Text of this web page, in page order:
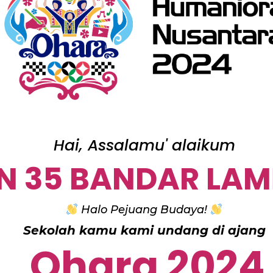
Hai, Assalamu' alaikum
35 BANDAR
Halo Pejuang Budaya!
Sekolah kamu kami undang di ajang